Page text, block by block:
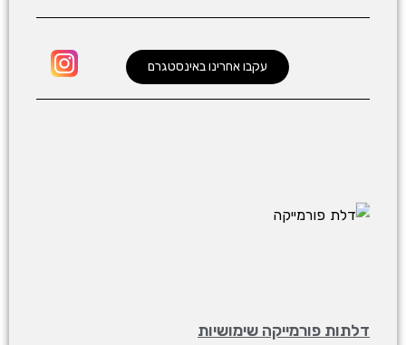
עקבו אחרינו באינסטגרם
דלתות פורמייקה שימושיות